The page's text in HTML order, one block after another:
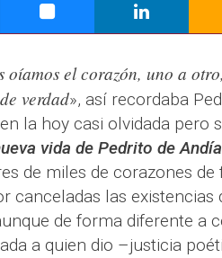
oíamos el corazón, uno a
verdad», así recordaba
la hoy casi olvidada pero
vida de Pedrito de Andía
de miles de corazones
canceladas las
de forma diferente a
a quien dio –justicia